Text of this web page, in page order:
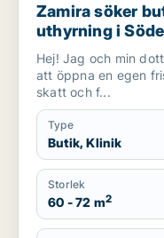
Zamira söker
uthyrning i
Hej! Jag och min
att öppna en egen frisör-
skatt och f...
Type
Butik, Klinik
Storlek
60 - 72 m2